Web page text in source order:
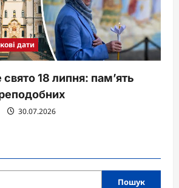
дати
18 липня: пам’ять
30.07.2026
Пошук